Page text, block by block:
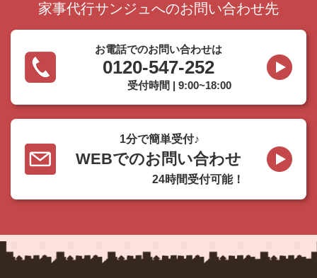
家事代行サンジュへのお問い合わせ先
お電話でのお問い合わせは
0120-547-252
受付時間 | 9:00~18:00
1分で簡単受付♪
WEBでのお問い合わせ
24時間受付可能！